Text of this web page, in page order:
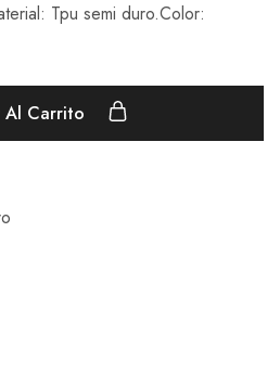
Tpu semi duro.Color:
Al Carrito